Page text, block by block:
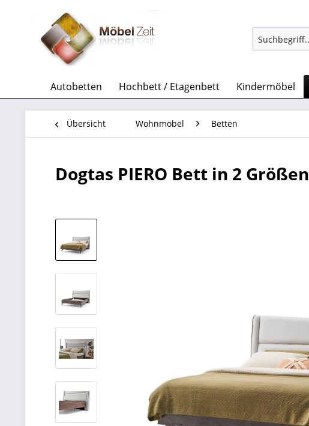
Autobetten Hochbett / Etagenbett Kindermöbel
Übersicht Wohnmöbel Betten
Dogtas PIERO Bett in 2 Größen